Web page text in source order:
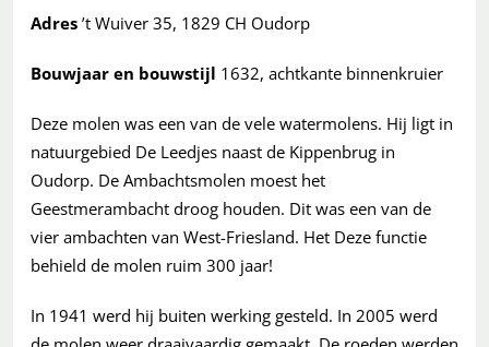
Adres ’t Wuiver 35, 1829 CH Oudorp
Bouwjaar en bouwstijl 1632, achtkante binnenkruier
Deze molen was een van de vele watermolens. Hij ligt in
natuurgebied De Leedjes naast de Kippenbrug in
Oudorp. De Ambachtsmolen moest het
Geestmerambacht droog houden. Dit was een van de
vier ambachten van West-Friesland. Het Deze functie
behield de molen ruim 300 jaar!
In 1941 werd hij buiten werking gesteld. In 2005 werd